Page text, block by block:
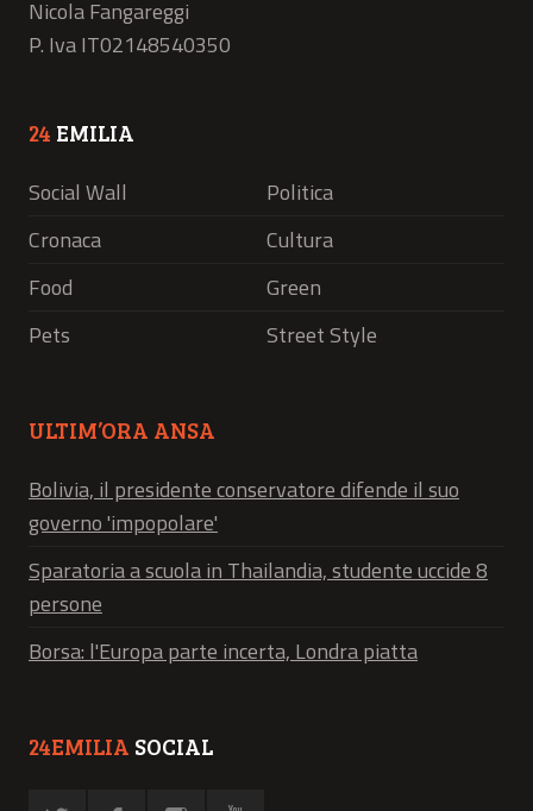
Nicola Fangareggi
P. Iva IT02148540350
24 EMILIA
Social Wall
Politica
Cronaca
Cultura
Food
Green
Pets
Street Style
ULTIM’ORA ANSA
Bolivia, il presidente conservatore difende il suo
governo 'impopolare'
Sparatoria a scuola in Thailandia, studente uccide 8
persone
Borsa: l'Europa parte incerta, Londra piatta
24EMILIA SOCIAL